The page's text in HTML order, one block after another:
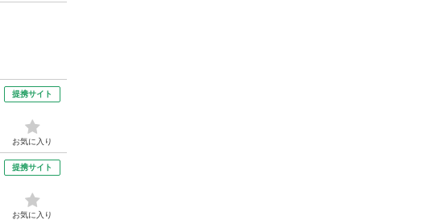
提携サイト
お気に入り
提携サイト
お気に入り